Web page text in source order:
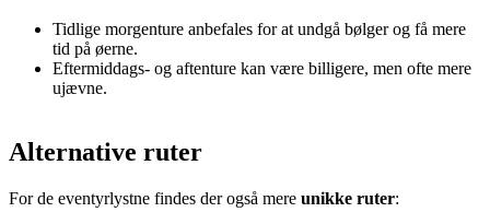
Tidlige morgenture anbefales for at undgå bølger og få mere
tid på øerne.
Eftermiddags- og aftenture kan være billigere, men ofte mere
ujævne.
Alternative ruter
For de eventyrlystne findes der også mere unikke ruter: